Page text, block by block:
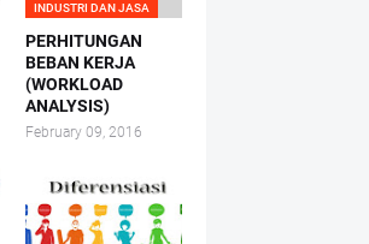
INDUSTRI DAN JASA
PERHITUNGAN
BEBAN KERJA
(WORKLOAD
ANALYSIS)
February 09, 2016